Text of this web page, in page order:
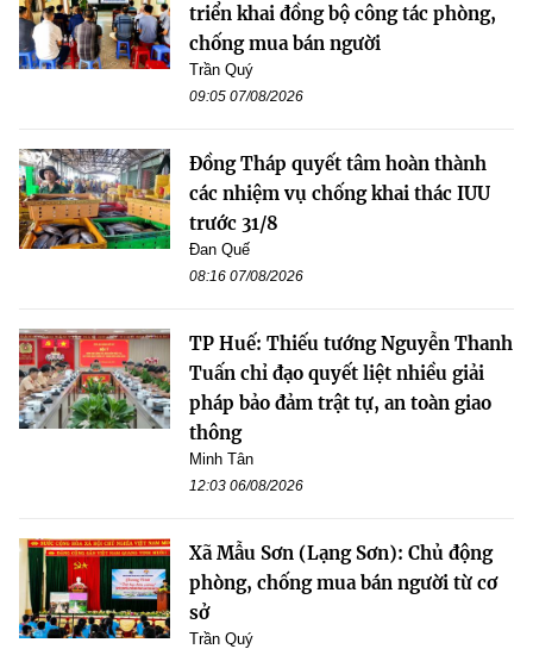
triển khai đồng bộ công tác phòng,
chống mua bán người
Trần Quý
09:05 07/08/2026
Đồng Tháp quyết tâm hoàn thành
các nhiệm vụ chống khai thác IUU
trước 31/8
Đan Quế
08:16 07/08/2026
TP Huế: Thiếu tướng Nguyễn Thanh
Tuấn chỉ đạo quyết liệt nhiều giải
pháp bảo đảm trật tự, an toàn giao
thông
Minh Tân
12:03 06/08/2026
Xã Mẫu Sơn (Lạng Sơn): Chủ động
phòng, chống mua bán người từ cơ
sở
Trần Quý